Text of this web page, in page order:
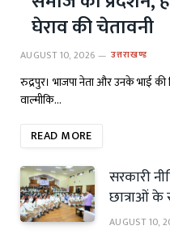
घेराव की चेतावनी
AUGUST 10, 2026 उत्तराखण्ड
रुद्रपुर। भाजपा नेता और उनके भाई
वाल्मीकि…
READ MORE
सरकारी
छात्राओं के
AUGUST 10,